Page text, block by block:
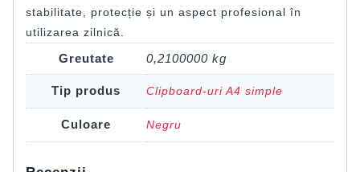
stabilitate, protecție și un aspect profesional în
utilizarea zilnică.
Greutate 0,2100000 kg
Tip produs Clipboard-uri A4 simple
Culoare Negru